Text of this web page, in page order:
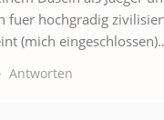
fuer hochgradig
(mich
Antworten